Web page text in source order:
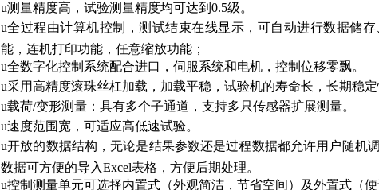
u测量精度高，试验测量精度均可达到0.5级。
u全过程由计算机控制，测试结束在线显示，可自动进行数据储
能，连机打印功能，任意缩放功能；
u全数字化控制系统配合进口，伺服系统和电机，控制位移零飘。
u采用高精度滚珠丝杠加载，加载平稳，试验机的寿命长，长期稳定
u载荷/变形测量：具有多个子通道，支持多只传感器扩展测量。
u速度范围宽，可适应高低速试验。
u开放的数据结构，无论是结果参数还是过程数据都允许用户随机
数据可方便的导入Excel表格，方便后期处理。
u控制测量单元可选择内置式（外观简洁，节省空间）及外置式（